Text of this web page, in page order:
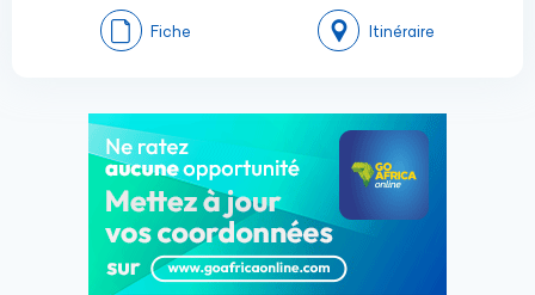
Fiche Itinéraire